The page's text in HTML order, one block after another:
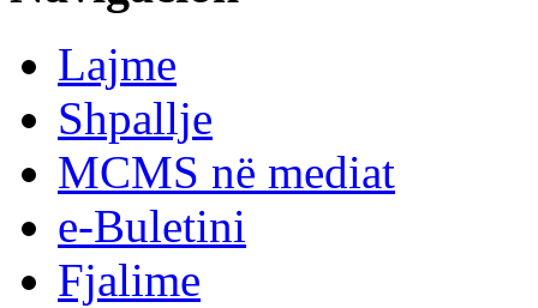
Lajme
Shpallje
MCMS në mediat
e-Buletini
Fjalime